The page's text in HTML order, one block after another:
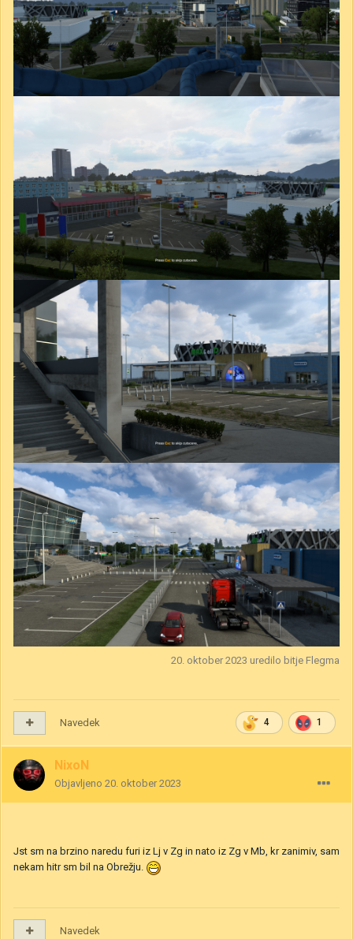
20. oktober 2023 uredilo bitje Flegma
4 1
Navedek
NixoN
Objavljeno 20. oktober 2023
Jst sm na brzino naredu furi iz Lj v Zg in nato iz Zg v Mb, kr zanimiv, sam
nekam hitr sm bil na Obrežju.
Navedek